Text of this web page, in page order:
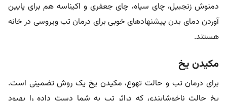
دمنوش زنجبیل، چای سیاه، چای جعفری و اکیناسه هم برای پایین
آوردن دمای بدن پیشنهادهای خوبی برای درمان تب ویروسی در خانه
هستند.
مکیدن یخ
برای درمان تب و حالت تهوع، مکیدن یخ یک روش تضمینی است.